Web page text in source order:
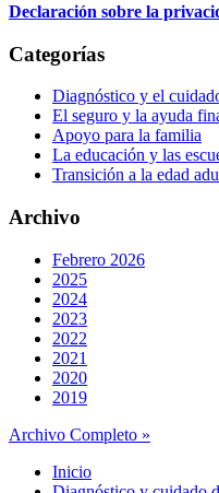
Declaración sobre la
Categorías
Diagnóstico y el
El seguro y la ayuda
Apoyo para la familia
La educación y las
Transición a la edad
Archivo
Febrero 2026
2025
2024
2023
2022
2021
2020
2019
Archivo Completo »
Inicio